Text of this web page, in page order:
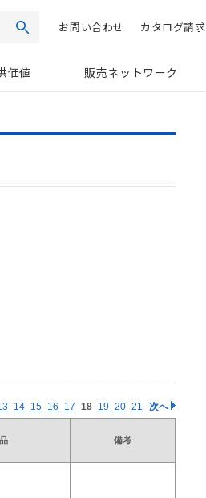
検索お問い合わせ カタログ請求
価値 販売ネットワーク
14 15 16 17 18 19 20 21 次へ
備考